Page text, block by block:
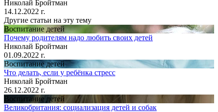
Николай Бройтман
14.12.2022 г.
Другие статьи на эту тему
Воспитание детей
Почему родителям надо любить своих детей
Николай Бройтман
01.09.2022 г.
Воспитание детей
Что делать, если у ребёнка стресс
Николай Бройтман
26.12.2022 г.
Воспитание детей
Великобритания: социализация детей и собак